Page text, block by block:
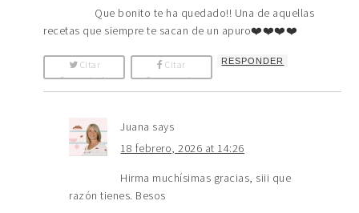
Que bonito te ha quedado!! Una de aquellas
recetas que siempre te sacan de un apuro❤️❤️❤️❤️
Citar
Comentario
Citar
Comentario
RESPONDER
Juana says
18 febrero, 2026 at 14:26
Hirma muchísimas gracias, siii que
razón tienes. Besos